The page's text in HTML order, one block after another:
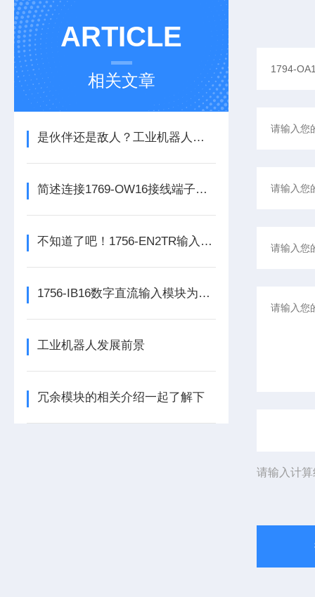
ARTICLE
相关文章
是伙伴还是敌人？工业机器人的未来之路
简述连接1769-OW16接线端子所需要注意的事项
不知道了吧！1756-EN2TR输入模块是数控系统动力的保障
1756-IB16数字直流输入模块为整个自动化系统提供精准的数据支撑
工业机器人发展前景
冗余模块的相关介绍一起了解下
请输入计